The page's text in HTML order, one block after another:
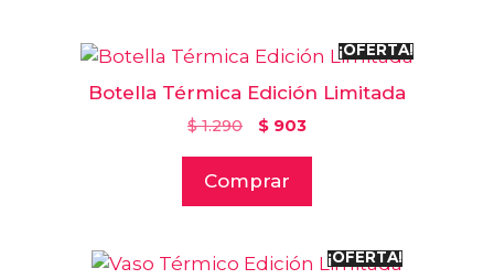
¡OFERTA!
Botella Térmica Edición Limitada
$1.290 $ 903
Comprar
¡OFERTA!